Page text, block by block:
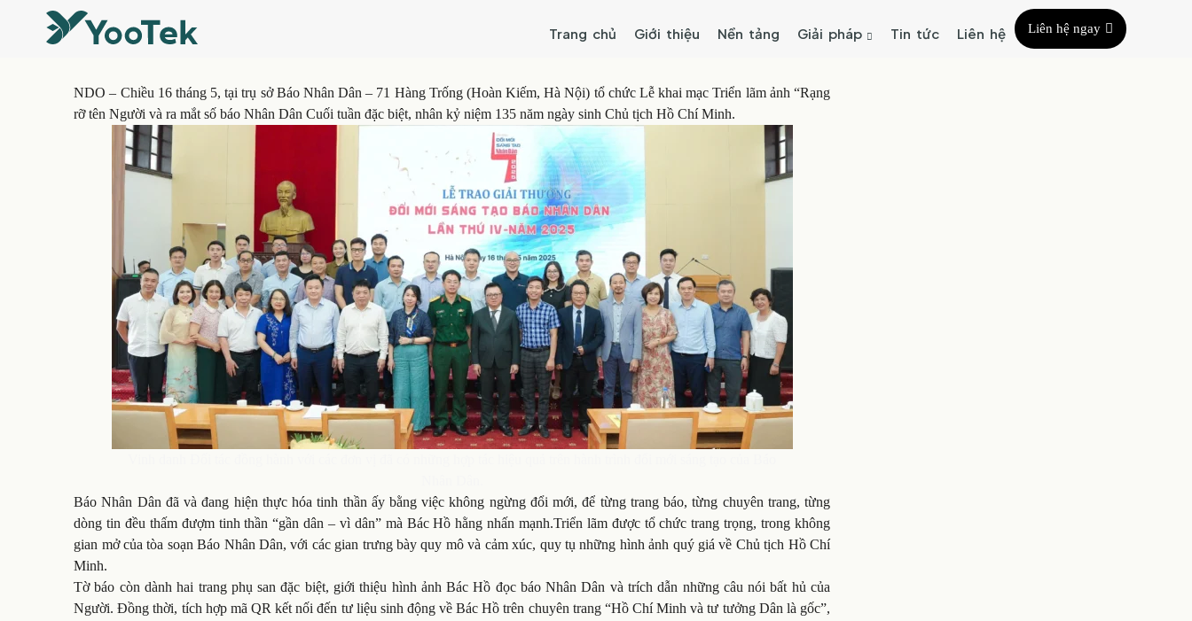
Trang chủ Giới thiệu Nền tảng Giải pháp Tin tức Liên hệ Liên hệ ngay
NDO – Chiều 16 tháng 5, tại trụ sở Báo Nhân Dân – 71 Hàng Trống (Hoàn Kiếm, Hà Nội) tổ chức Lễ khai mạc Triển lãm ảnh “Rạng
rỡ tên Người và ra mắt số báo Nhân Dân Cuối tuần đặc biệt, nhân kỷ niệm 135 năm ngày sinh Chủ tịch Hồ Chí Minh.
Báo Nhân Dân đã và đang hiện thực hóa tinh thần ấy bằng việc không ngừng đổi mới, để từng trang báo, từng chuyên trang, từng
dòng tin đều thấm đượm tinh thần “gần dân – vì dân” mà Bác Hồ hằng nhấn mạnh.Triển lãm được tổ chức trang trọng, trong không
gian mở của tòa soạn Báo Nhân Dân, với các gian trưng bày quy mô và cảm xúc, quy tụ những hình ảnh quý giá về Chủ tịch Hồ Chí
Minh.
Tờ báo còn dành hai trang phụ san đặc biệt, giới thiệu hình ảnh Bác Hồ đọc báo Nhân Dân và trích dẫn những câu nói bất hủ của
Người. Đồng thời, tích hợp mã QR kết nối đến tư liệu sinh động về Bác Hồ trên chuyên trang “Hồ Chí Minh và tư tưởng Dân là gốc”,